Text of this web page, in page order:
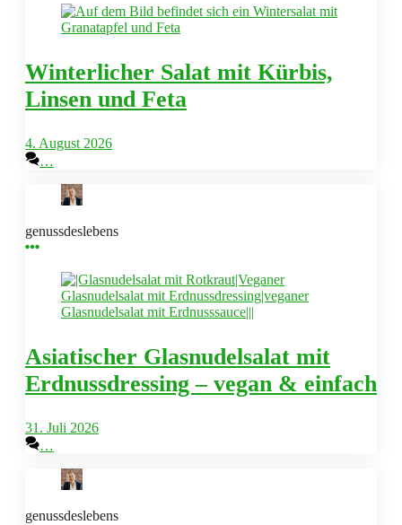
Winterlicher Salat mit Kürbis,
Linsen und Feta
4. August 2026
…
genussdeslebens
Asiatischer Glasnudelsalat mit
Erdnussdressing – vegan & einfach
31. Juli 2026
…
genussdeslebens